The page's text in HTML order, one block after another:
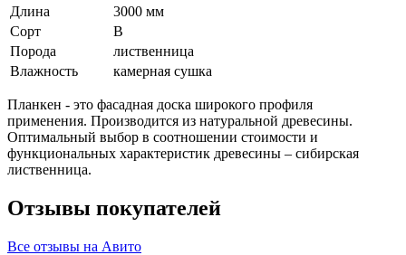
Длина
3000 мм
Сорт
В
Порода
лиственница
Влажность
камерная сушка
Планкен - это фасадная доска широкого профиля
применения. Производится из натуральной древесины.
Оптимальный выбор в соотношении стоимости и
функциональных характеристик древесины – сибирская
лиственница.
Отзывы покупателей
Все отзывы на Авито